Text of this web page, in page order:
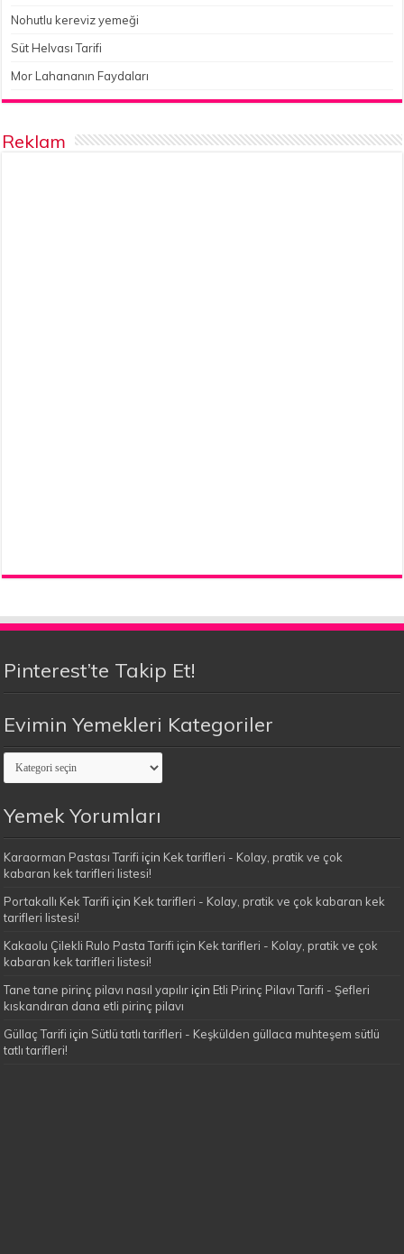
Nohutlu kereviz yemeği
Süt Helvası Tarifi
Mor Lahananın Faydaları
Reklam
Pinterest’te Takip Et!
Evimin Yemekleri Kategoriler
Evimin
Yemekleri
Kategoriler
Yemek Yorumları
Karaorman Pastası Tarifi için Kek tarifleri - Kolay, pratik ve çok
kabaran kek tarifleri listesi!
Portakallı Kek Tarifi için Kek tarifleri - Kolay, pratik ve çok kabaran kek
tarifleri listesi!
Kakaolu Çilekli Rulo Pasta Tarifi için Kek tarifleri - Kolay, pratik ve çok
kabaran kek tarifleri listesi!
Tane tane pirinç pilavı nasıl yapılır için Etli Pirinç Pilavı Tarifi - Şefleri
kıskandıran dana etli pirinç pilavı
Güllaç Tarifi için Sütlü tatlı tarifleri - Keşkülden güllaca muhteşem sütlü
tatlı tarifleri!